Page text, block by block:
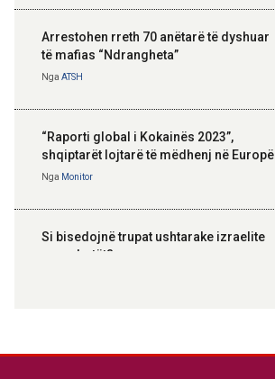
Arrestohen rreth 70 anëtarë të dyshuar
të mafias “Ndrangheta”
Nga ATSH
“Raporti global i Kokainës 2023”,
shqiptarët lojtarë të mëdhenj në Europë
Nga Monitor
Si bisedojnë trupat ushtarake izraelite
me robotët?
inteligjente izraelite